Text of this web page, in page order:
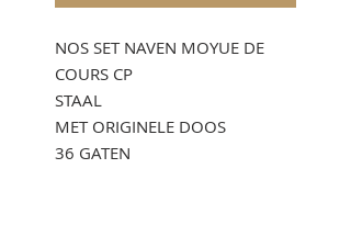
NOS SET NAVEN MOYUE DE
COURS CP
STAAL
MET ORIGINELE DOOS
36 GATEN